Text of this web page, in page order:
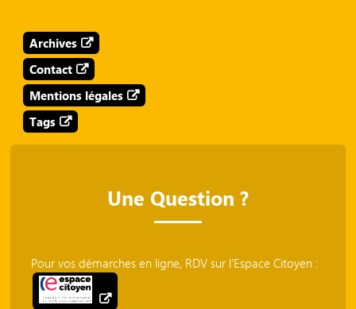
Archives
Contact
Mentions légales
Tags
Une Question ?
Pour vos démarches en ligne, RDV sur l'Espace Citoyen :